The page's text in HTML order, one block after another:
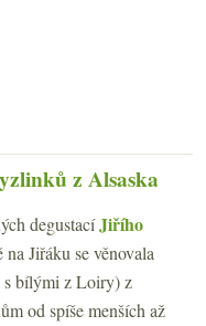
z Alsaska
degustacíJiřího
na Jiřáku se věnovala
s bílými z Loiry) z
od spíše menších až